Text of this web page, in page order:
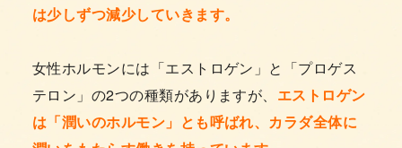
は少しずつ減少していきます。
女性ホルモンには「エストロゲン」と「プロゲス
テロン」の2つの種類がありますが、 エストロゲン
は「潤いのホルモン」とも呼ばれ、カラダ全体に